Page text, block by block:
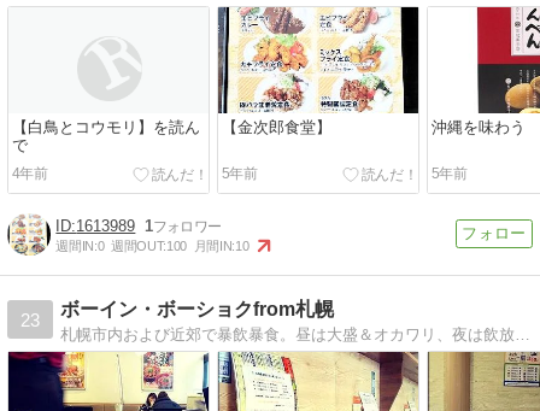
【白鳥とコウモリ】を読ん
で
4年前
【金次郎食堂】
5年前
沖縄を味わう
5年前
1613989 1
週間IN:0 週間OUT:100 月間IN:10
23
ボーイン・ボーショクfrom札幌